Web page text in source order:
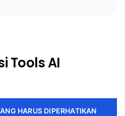
Tools AI
HARUS DIPERHATIKAN